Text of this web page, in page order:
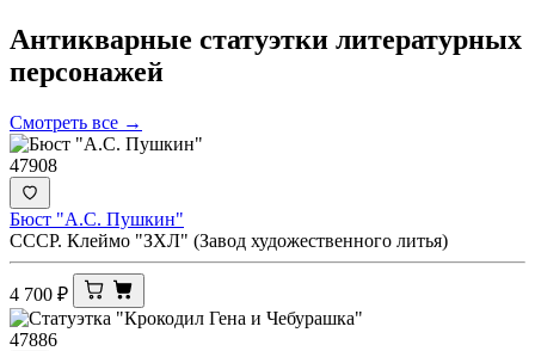
Антикварные статуэтки литературных
персонажей
Смотреть все →
47908
Бюст "А.С. Пушкин"
СССР. Клеймо "ЗХЛ" (Завод художественного литья)
4 700 ₽
47886